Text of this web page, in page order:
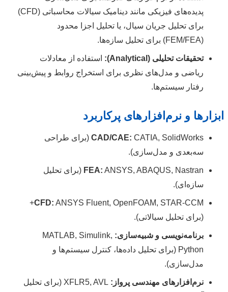
پدیده‌های فیزیکی مانند دینامیک سیالات محاسباتی (CFD)
برای تحلیل جریان سیال، یا تحلیل اجزا محدود
(FEM/FEA) برای تحلیل سازه‌ها.
تحقیقات تحلیلی (Analytical):
استفاده از معادلات
ریاضی و مدل‌های نظری برای استخراج روابط و پیش‌بینی
رفتار سیستم‌ها.
ابزارها و نرم‌افزارهای پرکاربرد
CAD/CAE: CATIA, SolidWorks (برای طراحی
سه‌بعدی و مدل‌سازی).
FEA: ANSYS, ABAQUS, Nastran (برای تحلیل
سازه‌ای).
CFD:
ANSYS Fluent, OpenFOAM, STAR-CCM+
(برای تحلیل سیالاتی).
برنامه‌نویسی و شبیه‌سازی: MATLAB, Simulink,
Python (برای تحلیل داده‌ها، کنترل سیستم‌ها و
مدل‌سازی).
نرم‌افزارهای مهندسی پرواز:
XFLR5, AVL (برای تحلیل